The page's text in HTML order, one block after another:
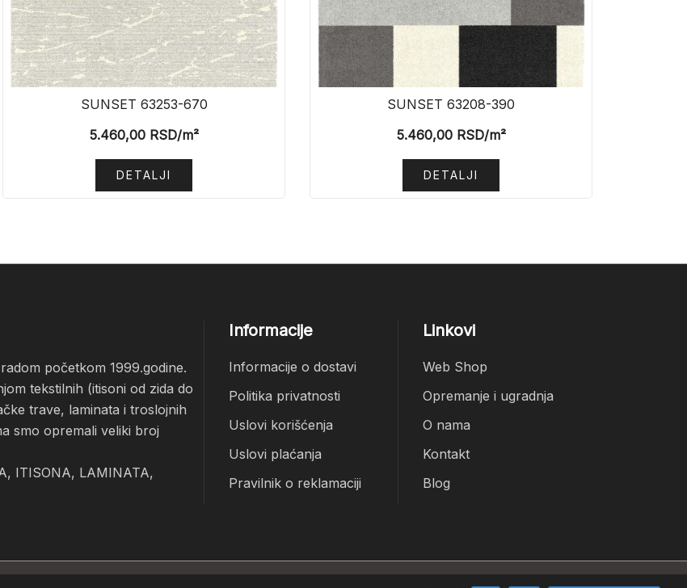
SUNSET 63253-670
5.460,00RSD/m²
DETALJI
SUNSET 63208-390
5.460,00RSD/m²
DETALJI
početkom 1999.godine.
tekstilnih (itisoni od zida do
trave, laminata i troslojnih
smo opremali veliki broj
ITISONA, LAMINATA,
Informacije
Informacije o dostavi
Politika privatnosti
Uslovi korišćenja
Uslovi plaćanja
Pravilnik o reklamaciji
Linkovi
Web Shop
Opremanje i ugradnja
O nama
Kontakt
Blog